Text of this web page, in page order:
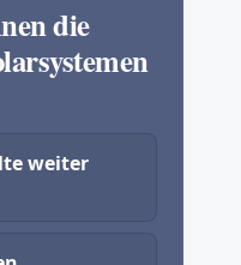
die
weiter